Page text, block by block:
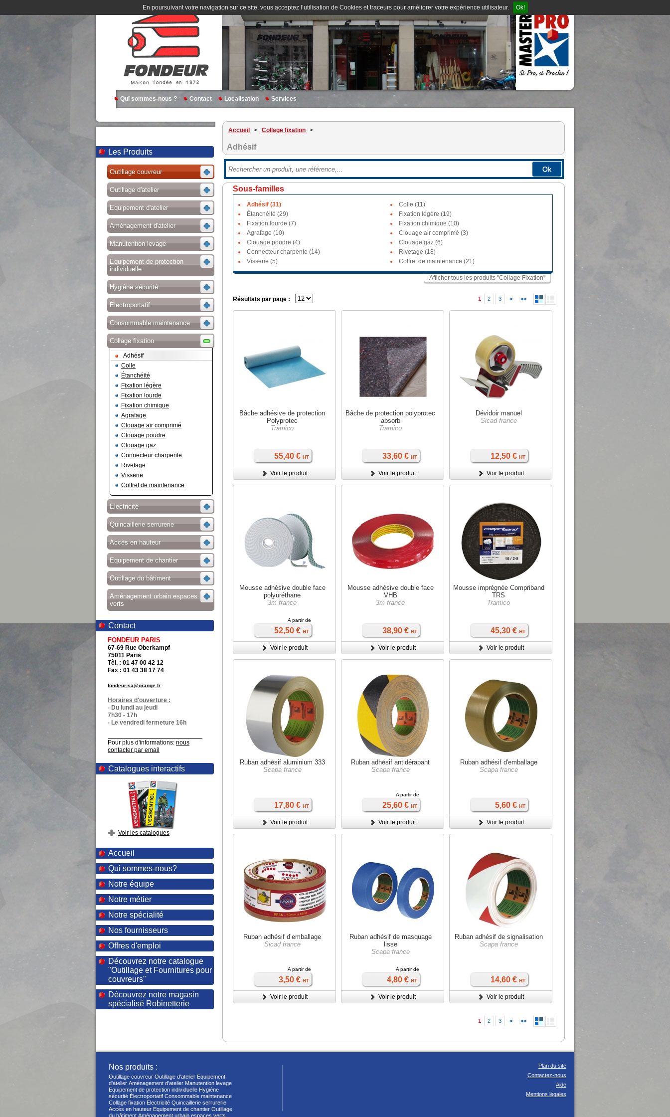
En poursuivant votre navigation sur ce site, vous acceptez l’utilisation de Cookies et traceurs pour améliorer votre expérience utilisateur. Ok!
Qui sommes-nous ? Contact Localisation Services
Les Produits
Outillage couvreur
Outillage d'atelier
Equipement d'atelier
Aménagement d'atelier
Manutention levage
Equipement de protection
individuelle
Hygiène sécurité
Électroportatif
Consommable maintenance
Collage fixation
Adhésif
Colle
Étanchéité
Fixation légère
Fixation lourde
Fixation chimique
Agrafage
Clouage air comprimé
Clouage poudre
Clouage gaz
Connecteur charpente
Rivetage
Visserie
Coffret de maintenance
Electricité
Quincaillerie serrurerie
Accès en hauteur
Equipement de chantier
Outillage du bâtiment
Aménagement urbain espaces
verts
Contact
FONDEUR PARIS
67-69 Rue Oberkampf
75011 Paris
Tèl. : 01 47 00 42 12
Fax : 01 43 38 17 74
fondeur-sa@orange.fr
Horaires d'ouverture :
- Du lundi au jeudi
7h30 - 17h
- Le vendredi fermeture 16h
Pour plus d'informations: nous
contacter par email
Catalogues interactifs
Voir les catalogues
Accueil
Qui sommes-nous?
Notre équipe
Notre métier
Notre spécialité
Nos fournisseurs
Offres d'emploi
Découvrez notre catalogue
"Outillage et Fournitures pour
couvreurs"
Découvrez notre magasin
spécialisé Robinetterie
Accueil > Collage fixation >
Adhésif
Ok
Sous-familles
Adhésif (31)
Colle (11)
Étanchéité (29)
Fixation légère (19)
Fixation lourde (7)
Fixation chimique (10)
Agrafage (10)
Clouage air comprimé (3)
Clouage poudre (4)
Clouage gaz (6)
Connecteur charpente (14)
Rivetage (18)
Visserie (5)
Coffret de maintenance (21)
Afficher tous les produits "Collage Fixation"
Résultats par page : 1 2 3 > >>
Bâche adhésive de protection
Polyprotec
Tramico
55,40 € HT
Voir le produit
Bâche de protection polyprotec
absorb
Tramico
33,60 € HT
Voir le produit
Dévidoir manuel
Sicad france
12,50 € HT
Voir le produit
Mousse adhésive double face
polyuréthane
3m france
A partir de
52,50 € HT
Voir le produit
Mousse adhésive double face
VHB
3m france
38,90 € HT
Voir le produit
Mousse imprégnée Compriband
TRS
Tramico
45,30 € HT
Voir le produit
Ruban adhésif aluminium 333
Scapa france
17,80 € HT
Voir le produit
Ruban adhésif antidérapant
Scapa france
A partir de
25,60 € HT
Voir le produit
Ruban adhésif d'emballage
Scapa france
5,60 € HT
Voir le produit
Ruban adhésif d’emballage
Sicad france
A partir de
3,50 € HT
Voir le produit
Ruban adhésif de masquage
lisse
Scapa france
A partir de
4,80 € HT
Voir le produit
Ruban adhésif de signalisation
Scapa france
14,60 € HT
Voir le produit
1 2 3 > >>
Plan du site
Contactez-nous
Aide
Mentions légales
Nos produits :
Outillage couvreur Outillage d'atelier Equipement
d'atelier Aménagement d'atelier Manutention levage
Equipement de protection individuelle Hygiène
sécurité Électroportatif Consommable maintenance
Collage fixation Electricité Quincaillerie serrurerie
Accès en hauteur Equipement de chantier Outillage
du bâtiment Aménagement urbain espaces verts